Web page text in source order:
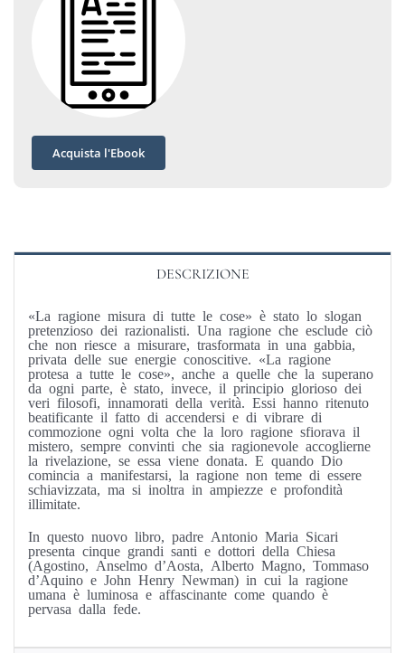
Acquista l'Ebook
DESCRIZIONE
«La ragione misura di tutte le cose» è stato lo slogan
pretenzioso dei razionalisti. Una ragione che esclude ciò
che non riesce a misurare, trasformata in una gabbia,
privata delle sue energie conoscitive. «La ragione
protesa a tutte le cose», anche a quelle che la superano
da ogni parte, è stato, invece, il principio glorioso dei
veri filosofi, innamorati della verità. Essi hanno ritenuto
beatificante il fatto di accendersi e di vibrare di
commozione ogni volta che la loro ragione sfiorava il
mistero, sempre convinti che sia ragionevole accoglierne
la rivelazione, se essa viene donata. E quando Dio
comincia a manifestarsi, la ragione non teme di essere
schiavizzata, ma si inoltra in ampiezze e profondità
illimitate.
In questo nuovo libro, padre Antonio Maria Sicari
presenta cinque grandi santi e dottori della Chiesa
(Agostino, Anselmo d’Aosta, Alberto Magno, Tommaso
d’Aquino e John Henry Newman) in cui la ragione
umana è luminosa e affascinante come quando è
pervasa dalla fede.